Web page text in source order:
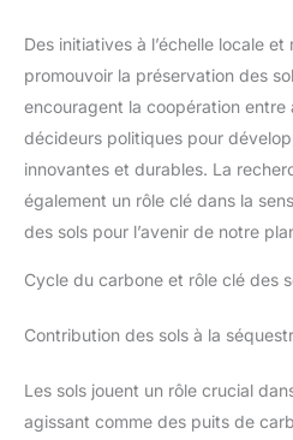
Des initiatives à l’échelle locale
promouvoir la préservation des
encouragent la coopération
décideurs politiques pour
innovantes et durables. La
également un rôle clé dans la
des sols pour l’avenir de notre
Cycle du carbone et rôle clé des
Contribution des sols à la
Les sols jouent un rôle crucial
agissant comme des puits de